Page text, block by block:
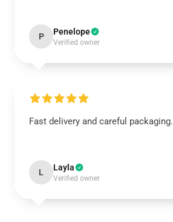
P Penelope
Verified owner
Fast delivery and careful packaging.
L Layla
Verified owner